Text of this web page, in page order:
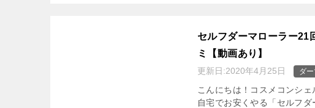
セルフダーマローラー21
ミ【動画あり】
更新日:2020年4月25日 ダ
こんにちは！コスメコンシ
自宅でお安くやる「セルフ